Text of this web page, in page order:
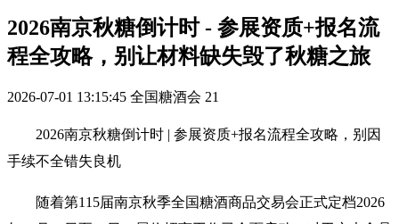
2026南京秋糖倒计时 - 参展资质+报名流
程全攻略，别让材料缺失毁了秋糖之旅
2026-07-01 13:15:45 全国糖酒会 21
2026南京秋糖倒计时 | 参展资质+报名流程全攻略，别因
手续不全错失良机
随着第115届南京秋季全国糖酒商品交易会正式定档2026